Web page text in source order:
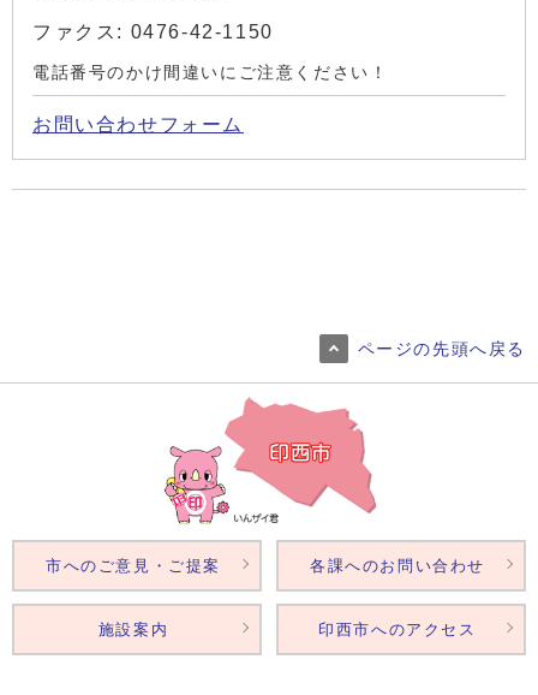
ファクス: 0476-42-1150
電話番号のかけ間違いにご注意ください！
お問い合わせフォーム
ページの先頭へ戻る
市へのご意見・ご提案 各課へのお問い合わせ
施設案内 印西市へのアクセス